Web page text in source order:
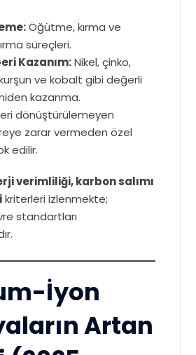
Öğütme, kırma ve
süreçleri.
Kazanım:Nikel, çinko,
ve kobalt gibi değerli
kazanma.
dönüştürülemeyen
zarar vermeden özel
edilir.
verimliliği, karbon salımı
kriterleri izlenmekte;
standartları
İyon
Artan